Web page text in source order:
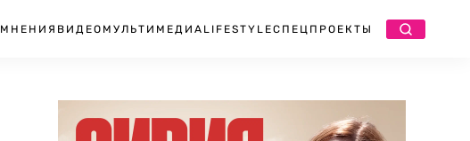
МНЕНИЯ ВИДЕО МУЛЬТИМЕДИА LIFESTYLEСПЕЦПРОЕКТЫ